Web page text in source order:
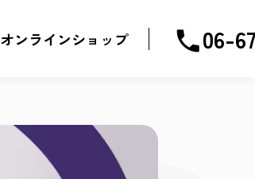
オンラインショップ phone06-